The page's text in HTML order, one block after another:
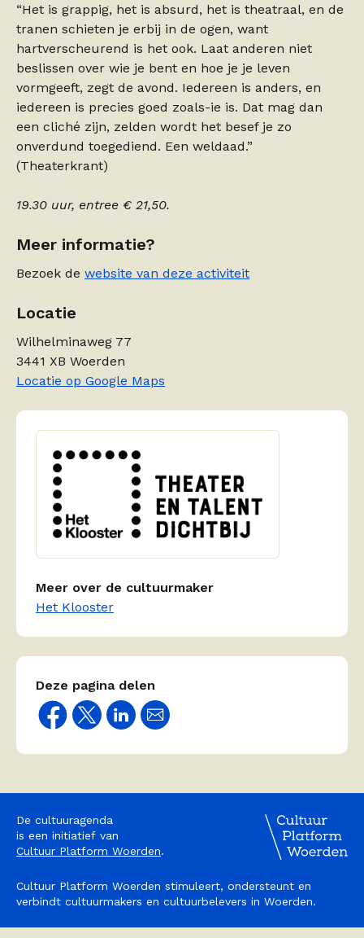
“Het is grappig, het is absurd, het is theatraal, en de
tranen schieten je erbij in de ogen, want
hartverscheurend is het ook. Laat anderen niet
beslissen over wie je bent en hoe je je leven
vormgeeft, zegt de avond. Iedereen is anders, en
iedereen is precies goed zoals-ie is. Dat mag dan
een cliché zijn, zelden wordt het besef je zo
onverdund toegediend. Een weldaad.”
(Theaterkrant)
19.30 uur, entree € 21,50.
Meer informatie?
Bezoek de website van deze activiteit
Locatie
Wilhelminaweg 77
3441 XB Woerden
Locatie op Google Maps
Meer over de cultuurmaker
Het Klooster
Deze pagina delen
De cultuuragenda
is een initiatief van
Cultuur Platform Woerden.
Cultuur Platform Woerden stimuleert, ondersteunt en
verbindt cultuurmakers en cultuurbelevers in Woerden.